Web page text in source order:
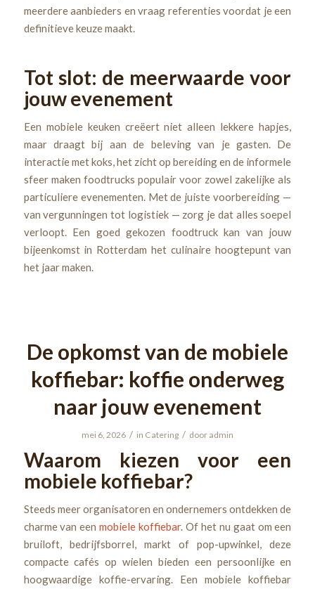
meerdere aanbieders en vraag referenties voordat je een
definitieve keuze maakt.
Tot slot: de meerwaarde voor
jouw evenement
Een mobiele keuken creëert niet alleen lekkere hapjes,
maar draagt bij aan de beleving van je gasten. De
interactie met koks, het zicht op bereiding en de informele
sfeer maken foodtrucks populair voor zowel zakelijke als
particuliere evenementen. Met de juiste voorbereiding —
van vergunningen tot logistiek — zorg je dat alles soepel
verloopt. Een goed gekozen foodtruck kan van jouw
bijeenkomst in Rotterdam het culinaire hoogtepunt van
het jaar maken.
De opkomst van de mobiele
koffiebar: koffie onderweg
naar jouw evenement
mei 6, 2026 / in Catering / door admin
Waarom kiezen voor een
mobiele koffiebar?
Steeds meer organisatoren en ondernemers ontdekken de
charme van eenmobiele koffiebar. Of het nu gaat om een
bruiloft, bedrijfsborrel, markt of pop-upwinkel, deze
compacte cafés op wielen bieden een persoonlijke en
hoogwaardige koffie-ervaring. Een mobiele koffiebar